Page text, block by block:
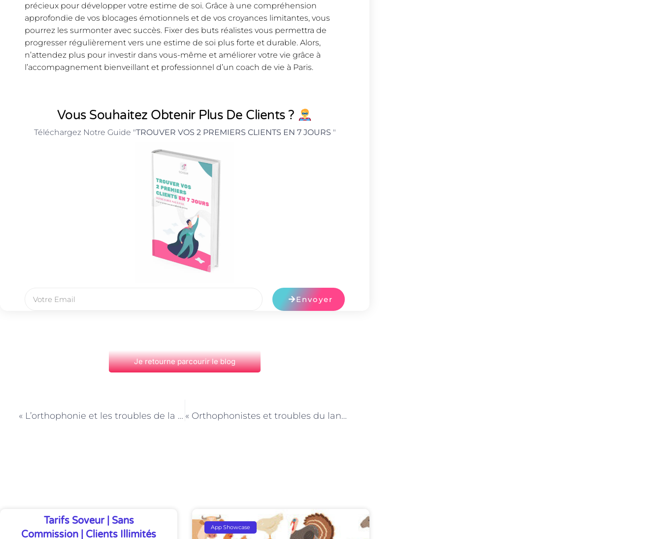
précieux pour développer votre estime de soi. Grâce à une compréhension
approfondie de vos blocages émotionnels et de vos croyances limitantes, vous
pourrez les surmonter avec succès. Fixer des buts réalistes vous permettra de
progresser régulièrement vers une estime de soi plus forte et durable. Alors,
n’attendez plus pour investir dans vous-même et améliorer votre vie grâce à
l’accompagnement bienveillant et professionnel d’un coach de vie à Paris.
Vous Souhaitez Obtenir Plus De Clients ?
Téléchargez Notre Guide "TROUVER VOS 2 PREMIERS CLIENTS EN 7 JOURS "
Envoyer
Je retourne parcourir le blog
« L’orthophonie et les troubles de la communication chez les personnes atteintes de paralysie faciale : l’accompagnement des orthophonistes parisiens » « Orthophonistes et troubles du langage oral chez les enfants présentant un trouble du déficit de l’attention avec ou sans hyperactivité (TDAH) : une approche adaptée à Paris »
Tarifs Soveur | Sans
Commission | Clients Illimités
App Showcase